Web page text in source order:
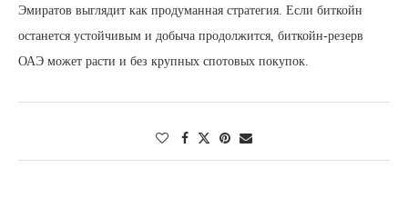
Эмиратов выглядит как продуманная стратегия. Если биткойн
останется устойчивым и добыча продолжится, биткойн-резерв
ОАЭ может расти и без крупных спотовых покупок.